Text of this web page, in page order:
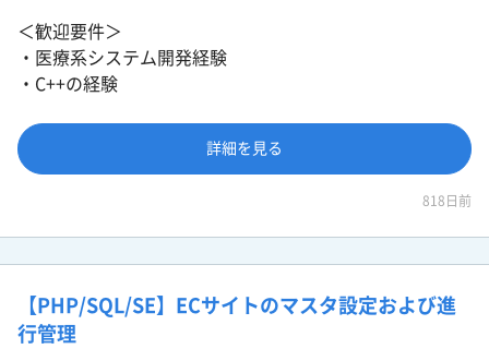
＜歓迎要件＞
・医療系システム開発経験
・C++の経験
詳細を見る
818日前
【PHP/SQL/SE】ECサイトのマスタ設定および進
行管理